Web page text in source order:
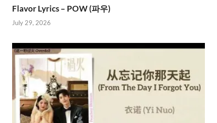
Flavor Lyrics – POW (파우)
July 29, 2026